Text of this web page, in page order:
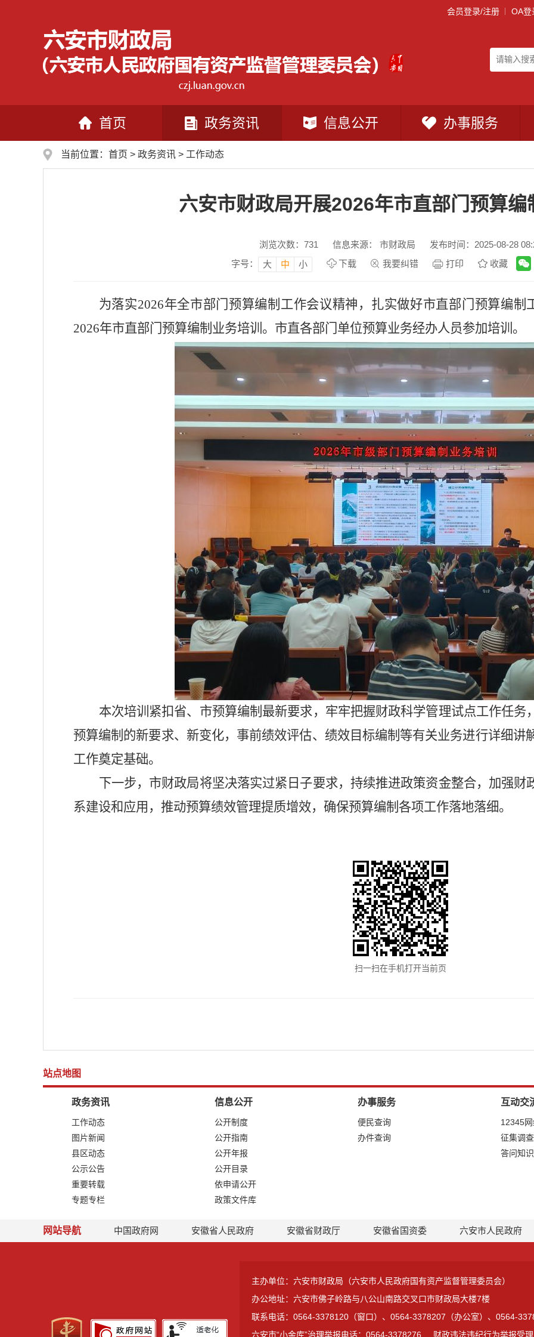
会员登录/注册 OA登
首页 政务资讯 信息公开 办事服务
当前位置： 首页 > 政务资讯 > 工作动态
六安市财政局开展2026年市直部门预算编
浏览次数： 731 信息来源： 市财政局
发布时间：2025-08-28
字号：
大 中 小 下载 我要纠错 打印 收藏
为落实2026年全市部门预算编制工作会议精神，扎实做好市直部门预算编制
2026年市直部门预算编制业务培训。市直各部门单位预算业务经办人员参加培训。
本次培训紧扣省、市预算编制最新要求，牢牢把握财政科学管理试点工作任务
预算编制的新要求、新变化，事前绩效评估、绩效目标编制等有关业务进行详细讲
工作奠定基础。
下一步，市财政局将坚决落实过紧日子要求，持续推进政策资金整合，加强财
系建设和应用，推动预算绩效管理提质增效，确保预算编制各项工作落地落细。
扫一扫在手机打开当前页
站点地图
政务资讯
工作动态
图片新闻
县区动态
公示公告
重要转载
专题专栏
信息公开
公开制度
公开指南
公开年报
公开目录
依申请公开
政策文件库
办事服务
便民查询
办件查询
互动交
12345
征集调查
答问知
网站导航 中国政府网 安徽省人民政府 安徽省财政厅 安徽省国资委 六安市人民政府
主办单位：六安市财政局（六安市人民政府国有资产监督管理委员会）
办公地址：六安市佛子岭路与八公山南路交叉口市财政局大楼7楼
联系电话：0564-3378120（窗口）、0564-3378207（办公室）、0564-
六安市“小金库”治理举报电话：0564-3378276
财政违法违纪行为举报受